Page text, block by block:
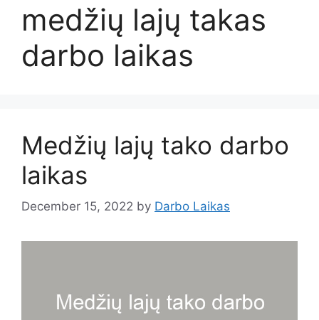
medžių lajų takas
darbo laikas
Medžių lajų tako darbo
laikas
December 15, 2022 by Darbo Laikas